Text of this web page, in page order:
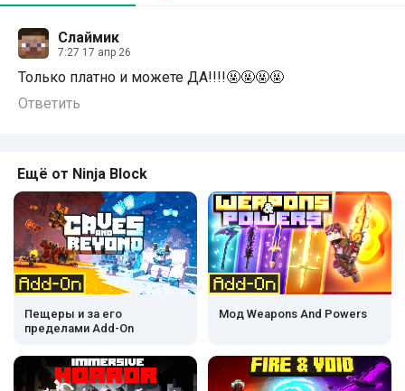
Слаймик
7:27 17 апр 26
Только платно и можете ДА!!!!🤬🤬🤬🤬
Ответить
Ещё от Ninja Block
Пещеры и за его
пределами Add-On
Мод Weapons And Powers